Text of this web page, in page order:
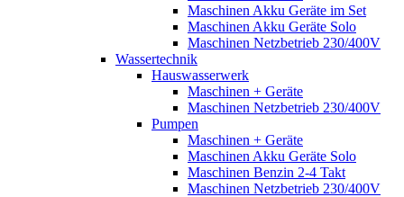
Maschinen Akku Geräte im Set
Maschinen Akku Geräte Solo
Maschinen Netzbetrieb 230/400V
Wassertechnik
Hauswasserwerk
Maschinen + Geräte
Maschinen Netzbetrieb 230/400V
Pumpen
Maschinen + Geräte
Maschinen Akku Geräte Solo
Maschinen Benzin 2-4 Takt
Maschinen Netzbetrieb 230/400V